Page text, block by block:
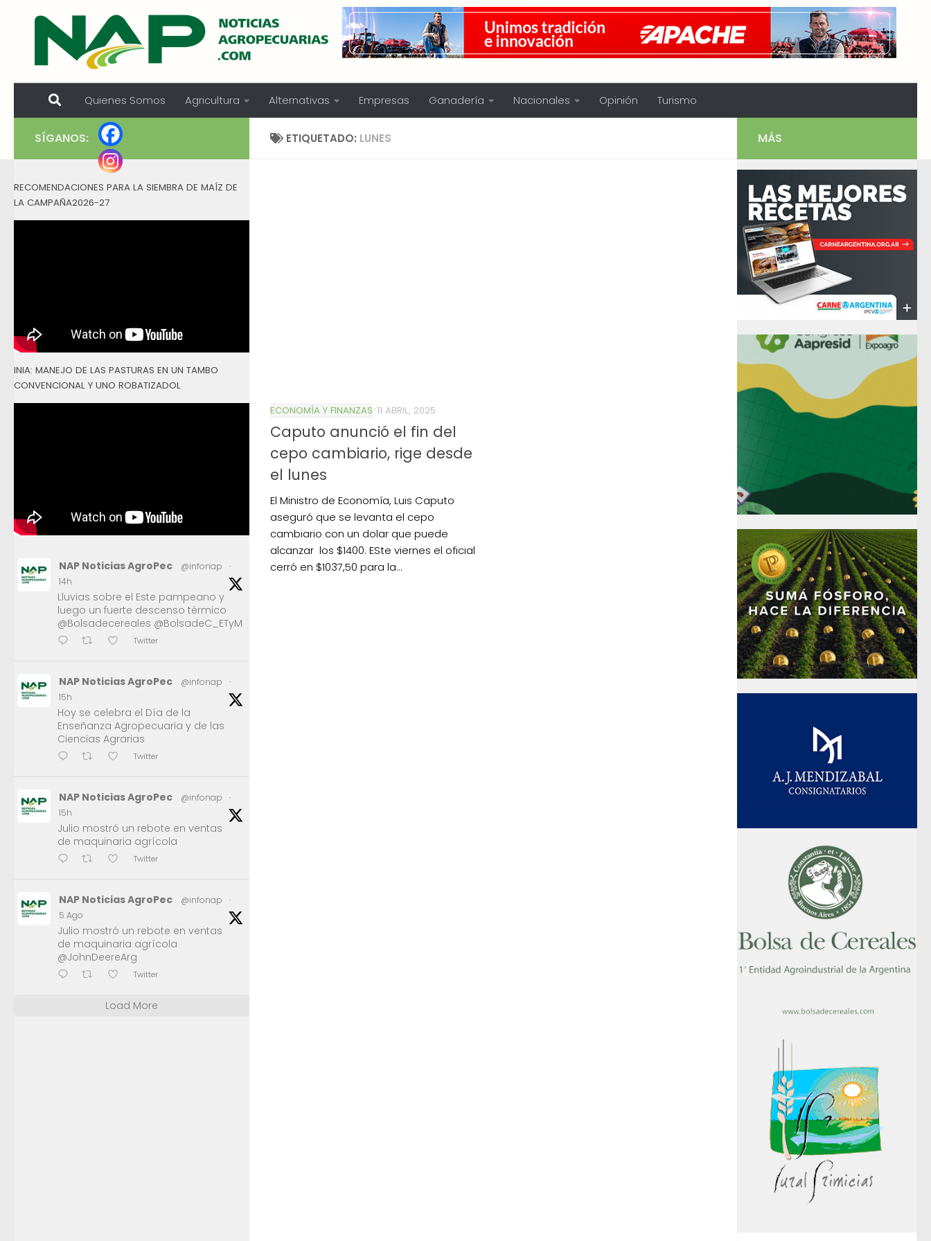
Skip to content
Quienes Somos Agricultura Alternativas Empresas Ganadería Nacionales Opinión Turismo
ETIQUETADO: LUNES
ECONOMÍA Y FINANZAS 11 ABRIL, 2025
Caputo anunció el fin del
cepo cambiario, rige desde
el lunes
El Ministro de Economía, Luis Caputo
aseguró que se levanta el cepo
cambiario con un dolar que puede
alcanzar los $1400. ESte viernes el oficial
cerró en $1037,50 para la...
SÍGANOS:
RECOMENDACIONES PARA LA SIEMBRA DE MAÍZ DE
LA CAMPAÑA2026-27
INIA: MANEJO DE LAS PASTURAS EN UN TAMBO
CONVENCIONAL Y UNO ROBATIZADOL
NAP Noticias AgroPec @infonap
·
14h
Lluvias sobre el Este pampeano y
luego un fuerte descenso térmico
@Bolsadecereales @BolsadeC_ETyM
Twitter
NAP Noticias AgroPec @infonap
·
15h
Hoy se celebra el Día de la
Enseñanza Agropecuaria y de las
Ciencias Agrarias
Twitter
NAP Noticias AgroPec @infonap
·
15h
Julio mostró un rebote en ventas
de maquinaria agrícola
Twitter
NAP Noticias AgroPec @infonap
·
5 Ago
Julio mostró un rebote en ventas
de maquinaria agrícola
@JohnDeereArg
Twitter
Load More
MÁS